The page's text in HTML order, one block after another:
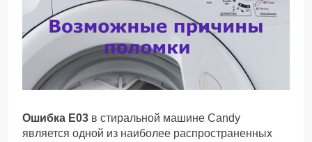
Ошибка Е03 в стиральной машине Candy
является одной из наиболее распространенных